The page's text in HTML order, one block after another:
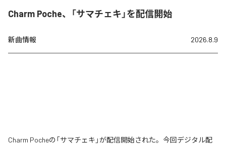
Charm Poche、「サマチェキ」を配信開始
新曲情報 2026.8.9
Charm Pocheの「サマチェキ」が配信開始された。今回デジタル配